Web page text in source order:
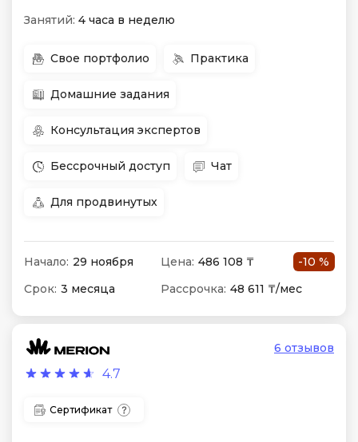
Занятий: 4 часа в неделю
Свое портфолио Практика
Домашние задания
Консультация экспертов
Бессрочный доступ Чат
Для продвинутых
Начало: 29 ноября Цена: 486 108 ₸
-10 %
Срок: 3 месяца Рассрочка: 48 611 ₸/мес
4.7
6 отзывов
Сертификат